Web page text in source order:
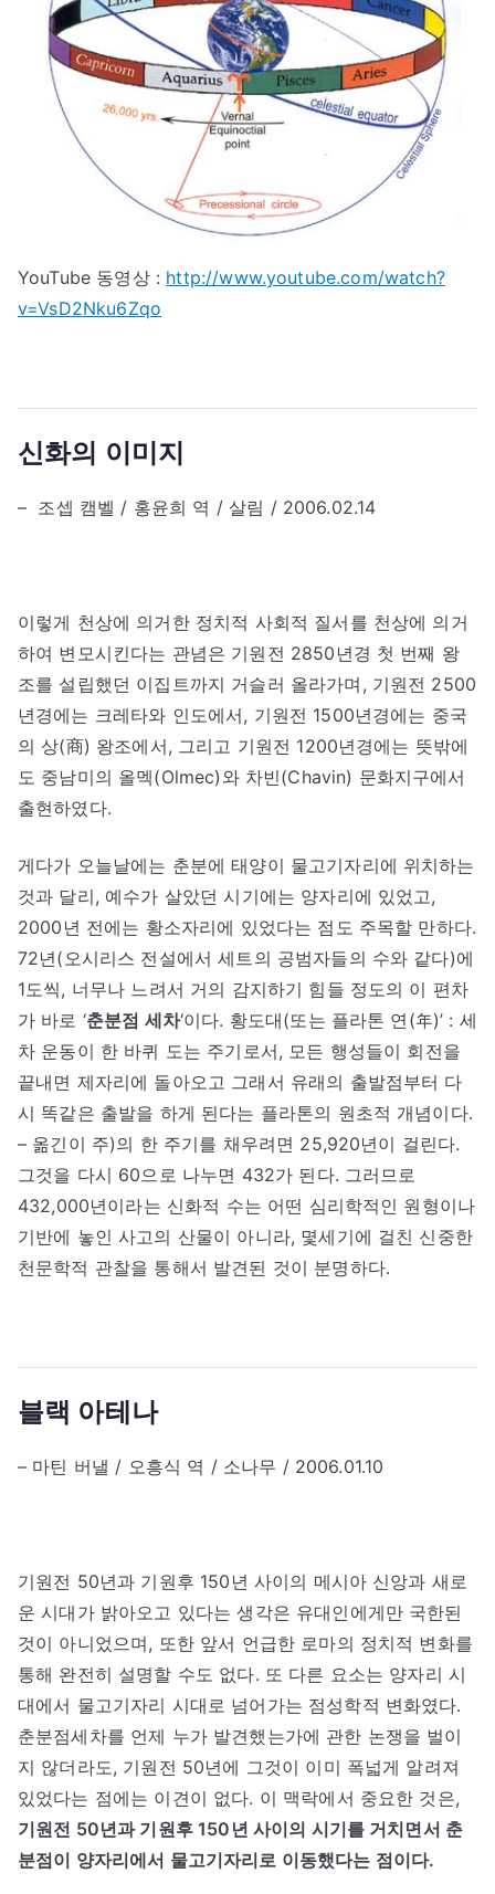
YouTube 동영상 : http://www.youtube.com/watch?
v=VsD2Nku6Zqo
신화의 이미지
– 조셉 캠벨 / 홍윤희 역 / 살림 / 2006.02.14
이렇게 천상에 의거한 정치적 사회적 질서를 천상에 의거
하여 변모시킨다는 관념은 기원전 2850년경 첫 번째 왕
조를 설립했던 이집트까지 거슬러 올라가며, 기원전 2500
년경에는 크레타와 인도에서, 기원전 1500년경에는 중국
의 상(商) 왕조에서, 그리고 기원전 1200년경에는 뜻밖에
도 중남미의 올멕(Olmec)와 차빈(Chavin) 문화지구에서
출현하였다.
게다가 오늘날에는 춘분에 태양이 물고기자리에 위치하는
것과 달리, 예수가 살았던 시기에는 양자리에 있었고,
2000년 전에는 황소자리에 있었다는 점도 주목할 만하다.
72년(오시리스 전설에서 세트의 공범자들의 수와 같다)에
1도씩, 너무나 느려서 거의 감지하기 힘들 정도의 이 편차
가 바로 ‘춘분점 세차‘이다. 황도대(또는 플라톤 연(年)’ : 세
차 운동이 한 바퀴 도는 주기로서, 모든 행성들이 회전을
끝내면 제자리에 돌아오고 그래서 유래의 출발점부터 다
시 똑같은 출발을 하게 된다는 플라톤의 원초적 개념이다.
– 옮긴이 주)의 한 주기를 채우려면 25,920년이 걸린다.
그것을 다시 60으로 나누면 432가 된다. 그러므로
432,000년이라는 신화적 수는 어떤 심리학적인 원형이나
기반에 놓인 사고의 산물이 아니라, 몇세기에 걸친 신중한
천문학적 관찰을 통해서 발견된 것이 분명하다.
블랙 아테나
– 마틴 버낼 / 오흥식 역 / 소나무 / 2006.01.10
기원전 50년과 기원후 150년 사이의 메시아 신앙과 새로
운 시대가 밝아오고 있다는 생각은 유대인에게만 국한된
것이 아니었으며, 또한 앞서 언급한 로마의 정치적 변화를
통해 완전히 설명할 수도 없다. 또 다른 요소는 양자리 시
대에서 물고기자리 시대로 넘어가는 점성학적 변화였다.
춘분점세차를 언제 누가 발견했는가에 관한 논쟁을 벌이
지 않더라도, 기원전 50년에 그것이 이미 폭넓게 알려져
있었다는 점에는 이견이 없다. 이 맥락에서 중요한 것은,
기원전 50년과 기원후 150년 사이의 시기를 거치면서 춘
분점이 양자리에서 물고기자리로 이동했다는 점이다.